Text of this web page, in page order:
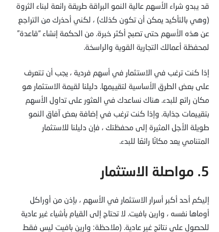
قد يبدو شراء الأسهم عالية النمو البراقة طريقة رائعة لبناء الثروة
(وهي بالتأكيد يمكن أن تكون كذلك) ، لكني أحذرك من التراجع
عن هذه الأسهم حتى تصبح أكثر خبرة. من الحكمة إنشاء “قاعدة”
لمحفظة أعمالك التجارية القوية والراسخة.
إذا كنت ترغب في الاستثمار في أسهم فردية ، يجب أن تتعرف
على بعض الطرق الأساسية لتقييمها. دليلنا لقيمة الاستثمار هو
مكان رائع للبدء. هناك نساعدك في العثور على تداول الأسهم
بتقييمات جذابة. وإذا كنت ترغب في إضافة بعض آفاق النمو
طويلة الأجل المثيرة إلى محفظتك ، فإن دليلنا للاستثمار
المتنامي يعد مكانًا رائعًا للبدء.
5. مواصلة الاستثمار
إليكم أحد أكبر أسرار الاستثمار في الأسهم ، بإذن من أوراكل
أوماها نفسه ، وارين بافيت. لا تحتاج إلى القيام بأشياء غير عادية
للحصول على نتائج غير عادية. (ملاحظة: وارين بافيت ليس فقط